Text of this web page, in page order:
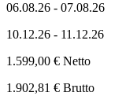
06.08.26 - 07.08.26
10.12.26 - 11.12.26
1.599,00 € Netto
1.902,81 € Brutto